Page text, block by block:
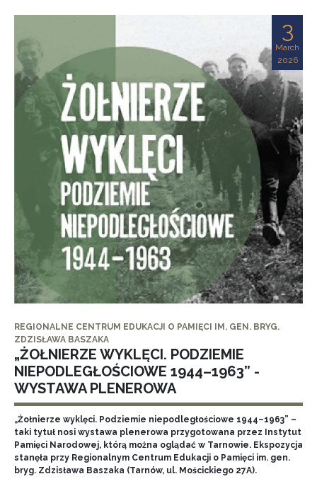
3
March
2026
REGIONALNE CENTRUM EDUKACJI O PAMIĘCI IM. GEN. BRYG.
ZDZISŁAWA BASZAKA
„ŻOŁNIERZE WYKLĘCI. PODZIEMIE
NIEPODLEGŁOŚCIOWE 1944–1963” -
WYSTAWA PLENEROWA
„Żołnierze wyklęci. Podziemie niepodległościowe 1944–1963” –
taki tytuł nosi wystawa plenerowa przygotowana przez Instytut
Pamięci Narodowej, którą można oglądać w Tarnowie. Ekspozycja
stanęła przy Regionalnym Centrum Edukacji o Pamięci im. gen.
bryg. Zdzisława Baszaka (Tarnów, ul. Mościckiego 27A).